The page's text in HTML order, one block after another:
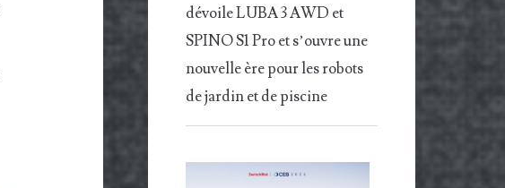
dévoile LUBA 3 AWD et
SPINO S1 Pro et s’ouvre une
nouvelle ère pour les robots
de jardin et de piscine